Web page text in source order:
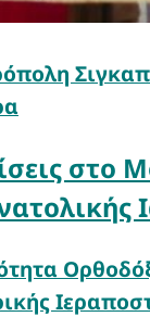
στο